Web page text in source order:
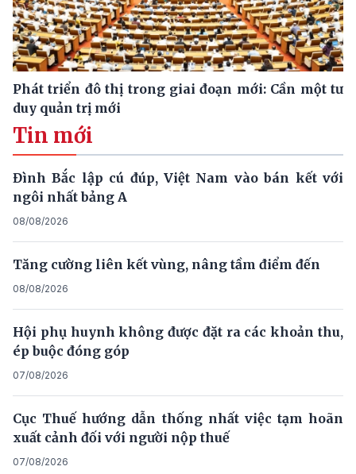
Phát triển đô thị trong giai đoạn mới: Cần một tư
duy quản trị mới
Tin mới
Đình Bắc lập cú đúp, Việt Nam vào bán kết với
ngôi nhất bảng A
08/08/2026
Tăng cường liên kết vùng, nâng tầm điểm đến
08/08/2026
Hội phụ huynh không được đặt ra các khoản thu,
ép buộc đóng góp
07/08/2026
Cục Thuế hướng dẫn thống nhất việc tạm hoãn
xuất cảnh đối với người nộp thuế
07/08/2026